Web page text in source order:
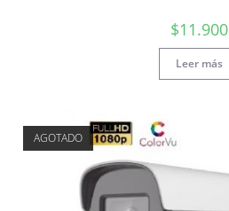
$11.900
Leer más
AGOTADO